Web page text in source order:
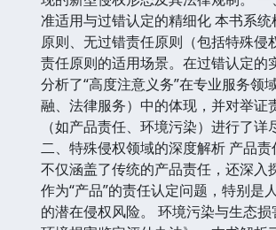
准适用与过错认定的精细化 本书系
原则、无过错责任原则（包括特殊侵
责任原则的适用场景。在过错认定的
分析了“高度注意义务”在专业服务领
融、法律服务）中的体现，并对举证
（如产品责任、环境污染）进行了详
二、特殊侵权领域的深度解析 产品责
不仅涵盖了传统的产品责任，还深入
作为“产品”的责任认定问题，特别是
的潜在侵权风险。 环境污染与生态